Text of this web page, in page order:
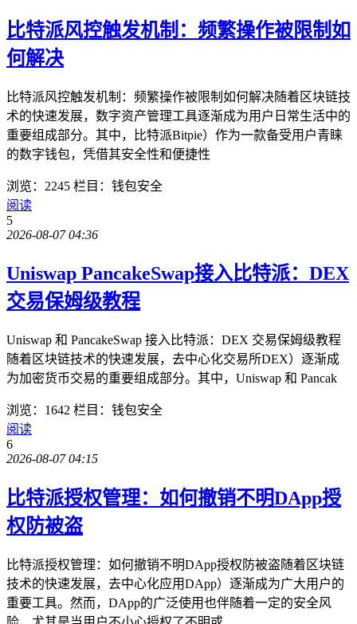
比特派风控触发机制：频繁操作被限制如
何解决
比特派风控触发机制：频繁操作被限制如何解决随着区块链技
术的快速发展，数字资产管理工具逐渐成为用户日常生活中的
重要组成部分。其中，比特派Bitpie）作为一款备受用户青睐
的数字钱包，凭借其安全性和便捷性
浏览：2245 栏目：钱包安全
阅读
5
2026-08-07 04:36
Uniswap PancakeSwap接入比特派：DEX
交易保姆级教程
Uniswap 和 PancakeSwap 接入比特派：DEX 交易保姆级教程
随着区块链技术的快速发展，去中心化交易所DEX）逐渐成
为加密货币交易的重要组成部分。其中，Uniswap 和 Pancak
浏览：1642 栏目：钱包安全
阅读
6
2026-08-07 04:15
比特派授权管理：如何撤销不明DApp授
权防被盗
比特派授权管理：如何撤销不明DApp授权防被盗随着区块链
技术的快速发展，去中心化应用DApp）逐渐成为广大用户的
重要工具。然而，DApp的广泛使用也伴随着一定的安全风